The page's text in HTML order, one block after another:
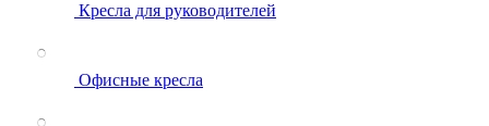
Кресла для руководителей
Офисные кресла